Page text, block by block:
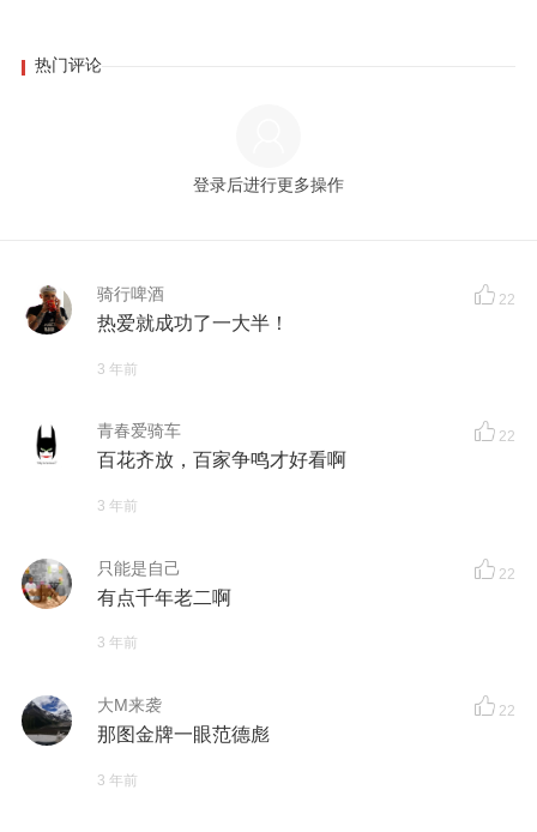
热门评论
登录后进行更多操作
骑行啤酒 22
热爱就成功了一大半！
3 年前
青春爱骑车 22
百花齐放，百家争鸣才好看啊
3 年前
只能是自己 22
有点千年老二啊
3 年前
大M来袭 22
那图金牌一眼范德彪
3 年前